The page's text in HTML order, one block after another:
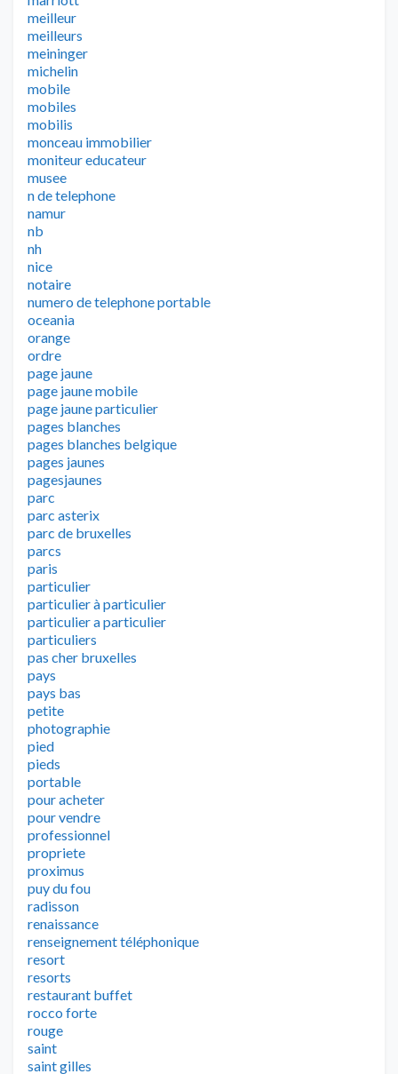
meilleur
meilleurs
meininger
michelin
mobile
mobiles
mobilis
monceau immobilier
moniteur educateur
musee
n de telephone
namur
nb
nh
nice
notaire
numero de telephone portable
oceania
orange
ordre
page jaune
page jaune mobile
page jaune particulier
pages blanches
pages blanches belgique
pages jaunes
pagesjaunes
parc
parc asterix
parc de bruxelles
parcs
paris
particulier
particulier à particulier
particulier a particulier
particuliers
pas cher bruxelles
pays
pays bas
petite
photographie
pied
pieds
portable
pour acheter
pour vendre
professionnel
propriete
proximus
puy du fou
radisson
renaissance
renseignement téléphonique
resort
resorts
restaurant buffet
rocco forte
rouge
saint
saint gilles